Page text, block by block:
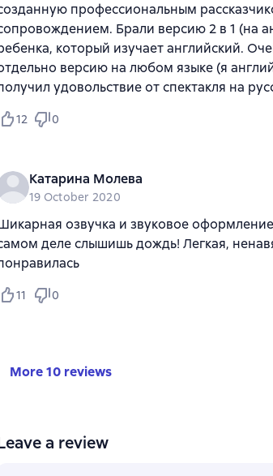
профессиональным
Брали версию 2 в 1 (на
который изучает английский.
версию на любом языке (я
удовольствие от спектакля на
12 0
Катарина Молева
19 October 2020
озвучка и звуковое
деле слышишь дождь! Легкая,
11 0
More 10 reviews
a review